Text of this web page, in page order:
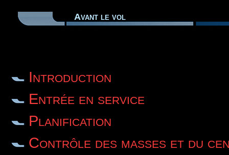
Avant le vol
Introduction
Entrée en service
Planification
Contrôle des masses et du